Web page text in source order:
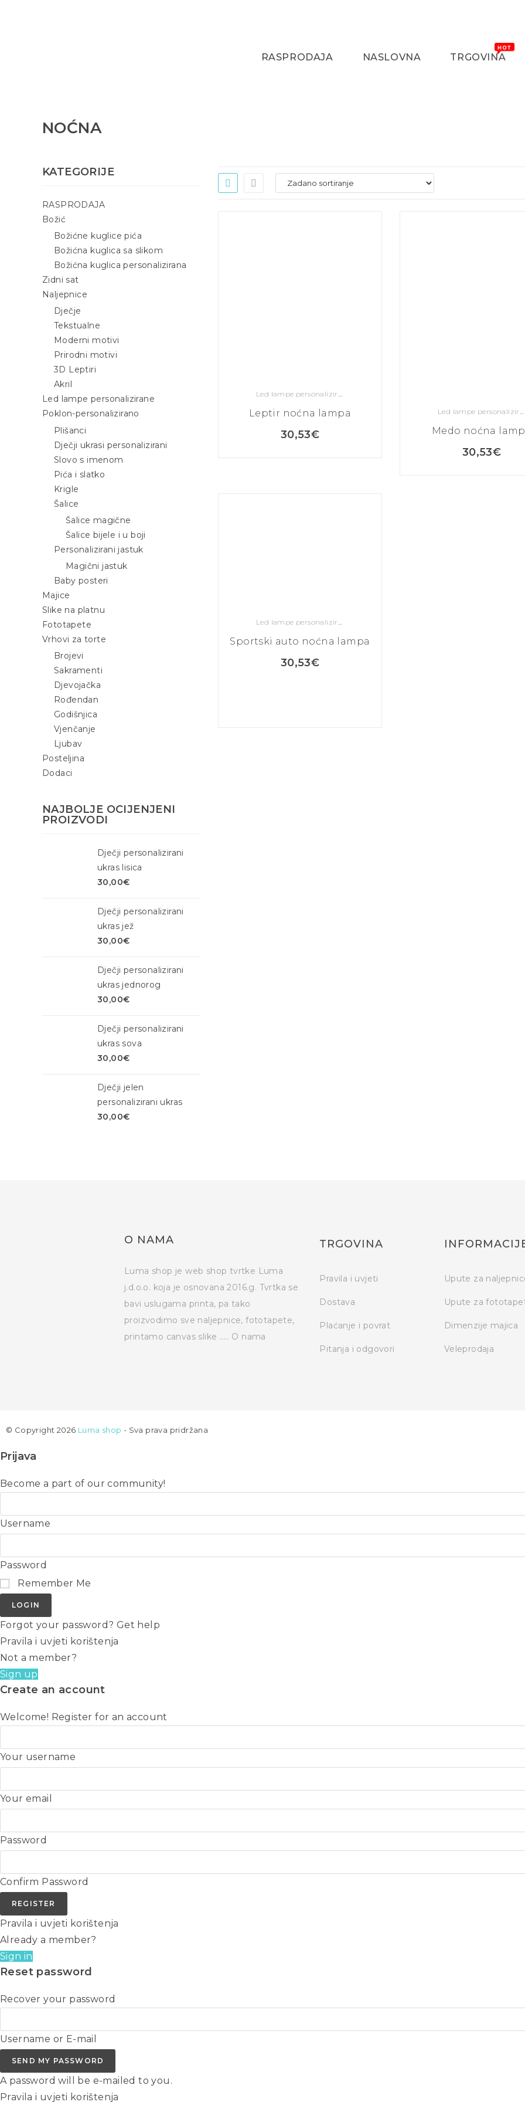
RASPRODAJA NASLOVNA TRGOVINA
NOĆNA
Leptir noćna lampa
30,53€
Led lampe personalizirane
Medo noćna
30,53€
Sportski auto noćna lampa
30,53€
KATEGORIJE
RASPRODAJA
Božić
Božićne kuglice pića
Božićna kuglica sa slikom
Božićna kuglica personalizirana
Zidni sat
Naljepnice
Dječje
Tekstualne
Moderni motivi
Prirodni motivi
3D Leptiri
Akril
Led lampe personalizirane
Poklon-personalizirano
Plišanci
Dječji ukrasi personalizirani
Slovo s imenom
Pića i slatko
Krigle
Šalice
Šalice magične
Šalice bijele i u boji
Personalizirani jastuk
Magični jastuk
Baby posteri
Majice
Slike na platnu
Fototapete
Vrhovi za torte
Brojevi
Sakramenti
Djevojačka
Rođendan
Godišnjica
Vjenčanje
Ljubav
Posteljina
Dodaci
NAJBOLJE OCIJENJENI
PROIZVODI
Dječji personalizirani
ukras lisica
30,00€
Dječji personalizirani
ukras jež
30,00€
Dječji personalizirani
ukras jednorog
30,00€
Dječji personalizirani
ukras sova
30,00€
Dječji jelen
personalizirani ukras
30,00€
O NAMA
Luma shop je web shop tvrtke Luma
j.d.o.o. koja je osnovana 2016.g. Tvrtka se
bavi uslugama printa, pa tako
proizvodimo sve naljepnice, fototapete,
printamo canvas slike ….. O nama
TRGOVINA
Pravila i uvjeti
Dostava
Plaćanje i povrat
Pitanja i odgovori
Upute za
Upute za
Dimenzije majica
Veleprodaja
© Copyright 2026 Luma shop - Sva prava pridržana
Prijava
Become a part of our community!
Username
Password
Remember Me
LOGIN
Forgot your password? Get help
Pravila i uvjeti korištenja
Not a member?
Sign up
Create an account
Welcome! Register for an account
Your username
Your email
Password
Confirm Password
REGISTER
Pravila i uvjeti korištenja
Already a member?
Sign in
Reset password
Recover your password
Username or E-mail
SEND MY PASSWORD
A password will be e-mailed to you.
Pravila i uvjeti korištenja